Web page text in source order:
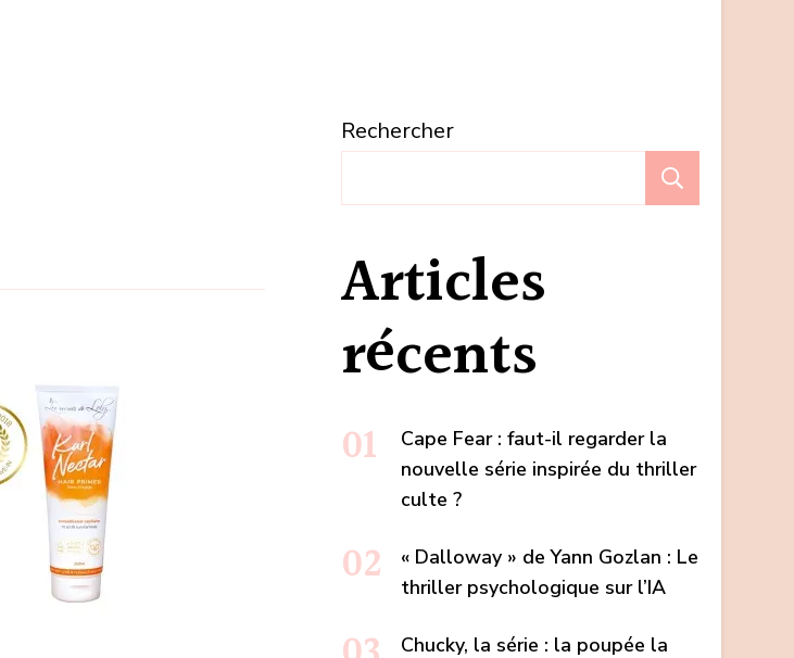
Rechercher
Articles
récents
Cape Fear : faut-il regarder la
nouvelle série inspirée du thriller
culte ?
« Dalloway » de Yann Gozlan : Le
thriller psychologique sur l’IA
Chucky, la série : la poupée la